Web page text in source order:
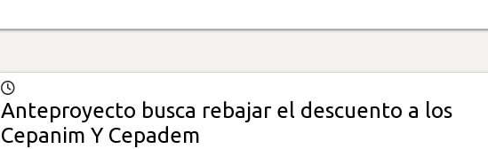
Anteproyecto busca rebajar el descuento a los
Cepanim Y Cepadem